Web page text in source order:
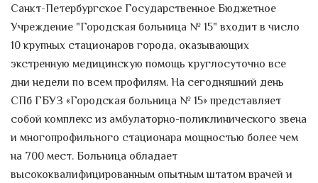
действующих по принципу
аппарата Елизарова.
В России метод восстановления
челюстей с применением...
От обычной больницы к
современной клинике
Акция «Профилактика online»
17.12.2018 г. - 31.12.2018 г.
Уважаемые пациенты! Приглашаем
Санкт-Петербургское Государственное Бюджетное
Учреждение "Городская больница № 15" входит в число
10 крупных стационаров города, оказывающих
экстренную медицинскую помощь круглосуточно все
дни недели по всем профилям. На сегодняшний день
СПб ГБУЗ «Городская больница № 15» представляет
собой комплекс из амбулаторно-поликлинического звена
и многопрофильного стационара мощностью более чем
на 700 мест. Больница обладает
высококвалифицированным опытным штатом врачей и